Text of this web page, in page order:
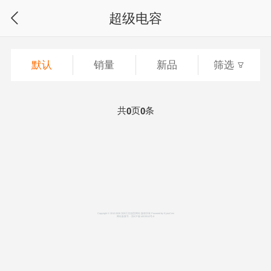
超级电容
默认 销量 新品 筛选
共0页0条
Copyright © 2012-2026 东田工控选型网站 版权所有 Powered by EyouCms
网站备案号：
浙ICP备14015512号-8